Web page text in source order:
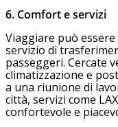
6. Comfort e servizi
Viaggiare può
servizio di
passeggeri. Cercate
climatizzazione e
a una riunione di
città, servizi come
confortevole e